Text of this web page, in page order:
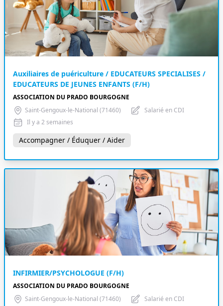
Auxiliaires de puériculture / EDUCATEURS SPECIALISES /
EDUCATEURS DE JEUNES ENFANTS (F/H)
ASSOCIATION DU PRADO BOURGOGNE
Saint-Gengoux-le-National (71460)
Salarié en CDI
Il y a 2 semaines
Accompagner / Éduquer / Aider
INFIRMIER/PSYCHOLOGUE (F/H)
ASSOCIATION DU PRADO BOURGOGNE
Saint-Gengoux-le-National (71460)
Salarié en CDI